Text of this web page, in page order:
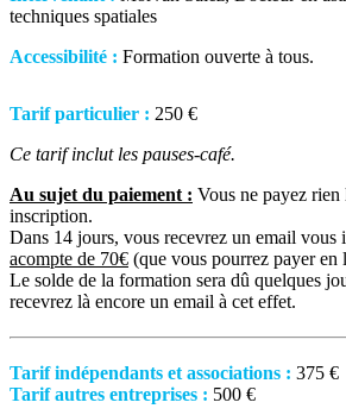
techniques spatiales
Accessibilité : Formation ouverte à tous.
Tarif particulier : 250 €
Ce tarif inclut les pauses-café.
Au sujet du paiement : Vous ne payez
inscription.
Dans 14 jours, vous recevrez un email vous
acompte de 70€ (que vous pourrez payer en
Le solde de la formation sera dû quelques
recevrez là encore un email à cet effet.
Tarif indépendants et associations : 375 €
Tarif autres entreprises : 500 €